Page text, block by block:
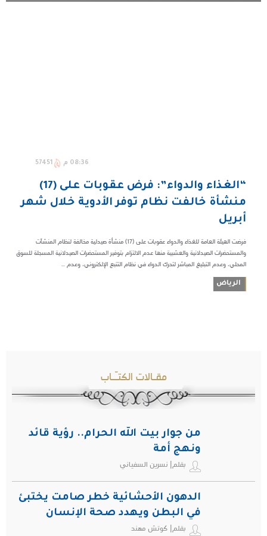
08:36 م 57451
“الغذاء والدواء”: فرض عقوبات على (17)
منشأة خالفت نظام توفر الأدوية خلال شهر
أبريل
فرضت الهيئة العامة للغذاء والدواء عقوبات على (17) منشأة صيدلية مخالفة لنظام المنشآت
والمستحضرات الصيدلانية والعشبية منها عدم الالتزام بتوفير المستحضرات الصيدلانية المسجلة للسوق
المحلي، وعدم التبليغ المباشر لتحرك الدواء في نظام التتبع الإلكتروني، وعدم ...
الرياض
مقـالات الكتـّـاب
من جوار بيت الله الحرام.. رؤية قائد
ونهج أمة
بقلم| نسرين السفياني
الدهون الأحشائية خطر صامت يختبئ
في البطن ويهدد صحة الإنسان
بقلم| كوتش مهند